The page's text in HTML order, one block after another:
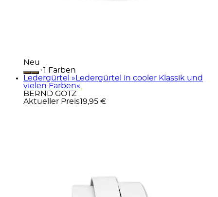
Neu
+
Farben
Ledergürtel »Ledergürtel in cooler Klassik und
vielen Farben«
BERND GÖTZ
Aktueller Preis19,95 €